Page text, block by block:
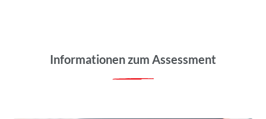
Informationen zum Assessment